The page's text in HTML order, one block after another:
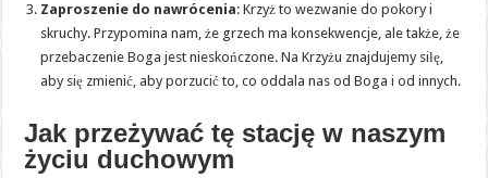
Zaproszenie do nawrócenia: Krzyż to wezwanie do pokory i
skruchy. Przypomina nam, że grzech ma konsekwencje, ale także, że
przebaczenie Boga jest nieskończone. Na Krzyżu znajdujemy siłę,
aby się zmienić, aby porzucić to, co oddala nas od Boga i od innych.
Jak przeżywać tę stację w naszym
życiu duchowym